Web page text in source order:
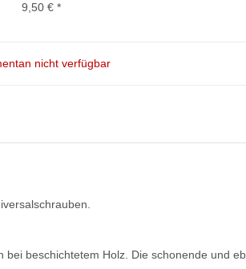
9,50 € *
nicht verfügbar
beschichtetem Holz. Die schonende und